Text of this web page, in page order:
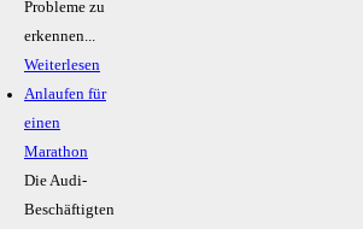
Probleme zu
erkennen...
Weiterlesen
Anlaufen für
einen
Marathon
Die Audi-
Beschäftigten